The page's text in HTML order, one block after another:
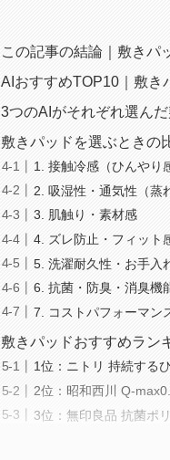
この記事の結論｜敷きパ
AIおすすめTOP10｜敷き
3つのAIがそれぞれ選ん
敷きパッドを選ぶときの
1. 接触冷感（ひんやり
2. 吸湿性・通気性（蒸
3. 肌触り・素材感
4. ズレ防止・フィット
5. 洗濯耐久性・お手入
6. 抗菌・防臭・消臭機
7. コストパフォーマン
敷きパッドおすすめラン
1位：ニトリ 持続する
2位：昭和西川 Q-
3位：無印良品 抗菌ポ